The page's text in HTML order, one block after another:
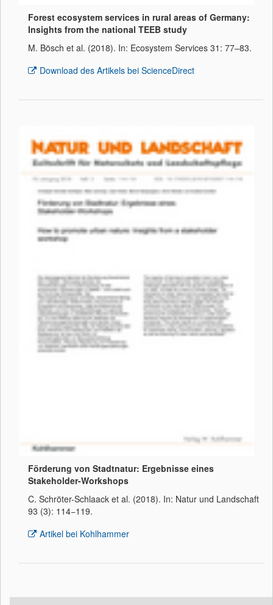
Forest ecosystem services in rural areas of Germany:
Insights from the national TEEB study
M. Bösch et al. (2018). In: Ecosystem Services 31: 77–83.
Download des Artikels bei ScienceDirect
Förderung von Stadtnatur: Ergebnisse eines
Stakeholder-Workshops
C. Schröter-Schlaack et al. (2018). In: Natur und Landschaft
93 (3): 114−119.
Artikel bei Kohlhammer